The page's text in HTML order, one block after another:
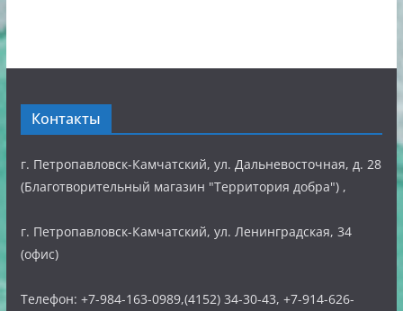
Контакты
г. Петропавловск-Камчатский, ул. Дальневосточная, д. 28
(Благотворительный магазин "Территория добра") ,
г. Петропавловск-Камчатский, ул. Ленинградская, 34
(офис)
Телефон: +7-984-163-0989,(4152) 34-30-43, +7-914-626-